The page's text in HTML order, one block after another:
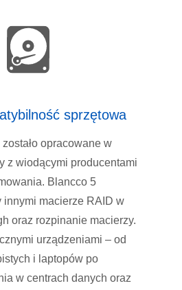
sprzętowa
opracowane w
z wiodącymi producentami
Blancco 5
innymi macierze RAID w
oraz rozpinanie macierzy.
urządzeniami – od
i laptopów po
w centrach danych oraz